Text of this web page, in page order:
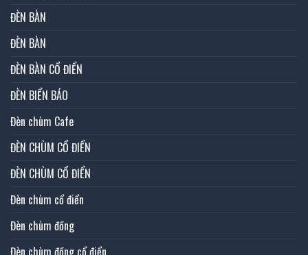
ĐÈN BÀN
ĐÈN BÀN
ĐÈN BÀN CỔ ĐIỂN
ĐÈN BIỂN BÁO
Đèn chùm Cafe
ĐÈN CHÙM CỔ ĐIỂN
ĐÈN CHÙM CỔ ĐIỂN
Đèn chùm cổ điển
Đèn chùm đồng
Đèn chùm đồng cổ điển